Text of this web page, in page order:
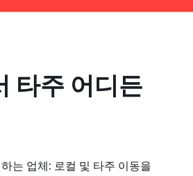
타주 어디든
는 업체: 로컬 및 타주 이동을